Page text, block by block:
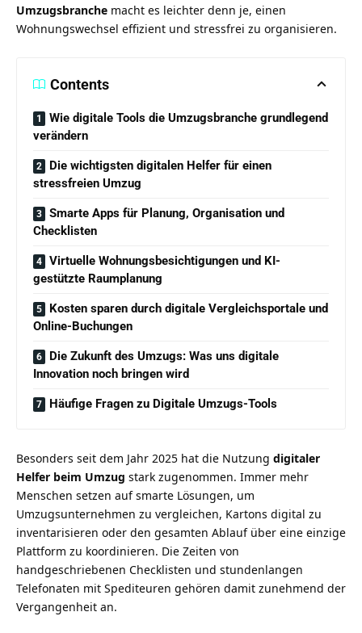
Umzugsbranche macht es leichter denn je, einen
Wohnungswechsel effizient und stressfrei zu organisieren.
Contents
Wie digitale Tools die Umzugsbranche grundlegend
verändern
Die wichtigsten digitalen Helfer für einen
stressfreien Umzug
Smarte Apps für Planung, Organisation und
Checklisten
Virtuelle Wohnungsbesichtigungen und KI-
gestützte Raumplanung
Kosten sparen durch digitale Vergleichsportale und
Online-Buchungen
Die Zukunft des Umzugs: Was uns digitale
Innovation noch bringen wird
Häufige Fragen zu Digitale Umzugs-Tools
Besonders seit dem Jahr 2025 hat die Nutzung digitaler
Helfer beim Umzug stark zugenommen. Immer mehr
Menschen setzen auf smarte Lösungen, um
Umzugsunternehmen zu vergleichen, Kartons digital zu
inventarisieren oder den gesamten Ablauf über eine einzige
Plattform zu koordinieren. Die Zeiten von
handgeschriebenen Checklisten und stundenlangen
Telefonaten mit Spediteuren gehören damit zunehmend der
Vergangenheit an.